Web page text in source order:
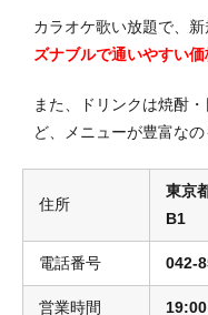
カラオケ歌い放題で、新
ズナブルで通いやすい価
また、ドリンクは焼酎
ど、メニューが豊富なの
住所
東京
B1
電話番号 042-
営業時間